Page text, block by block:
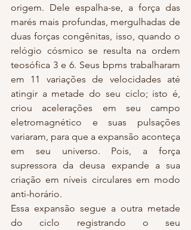
origem. Dele espalha-se, a força das
marés mais profundas, mergulhadas de
duas forças congênitas, isso, quando o
relógio cósmico se resulta na ordem
teosófica 3 e 6. Seus bpms trabalharam
em 11 variações de velocidades até
atingir a metade do seu ciclo; isto é,
criou acelerações em seu campo
eletromagnético e suas pulsações
variaram, para que a expansão aconteça
em seu universo. Pois, a força
supressora da deusa expande a sua
criação em níveis circulares em modo
anti-horário.
Essa expansão segue a outra metade
do ciclo registrando o seu